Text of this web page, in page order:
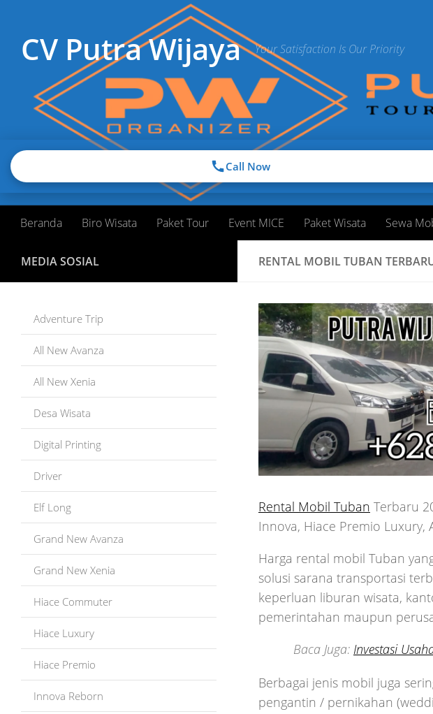
CV Putra Wijaya Your Satisfaction Is Our Priority
Beranda Biro Wisata Paket Tour Event MICE Paket Wisata Sewa
RENTAL MOBIL TUBAN
Rental Mobil Tuban Terbaru
Innova, Hiace Premio Luxury,
Harga rental mobil Tuban
solusi sarana transportasi
keperluan liburan wisata,
pemerintahan maupun
Baca Juga: Investasi
Berbagai jenis mobil juga
pengantin / pernikahan
MEDIA SOSIAL
Adventure Trip
All New Avanza
All New Xenia
Desa Wisata
Digital Printing
Driver
Elf Long
Grand New Avanza
Grand New Xenia
Hiace Commuter
Hiace Luxury
Hiace Premio
Innova Reborn
Call Now